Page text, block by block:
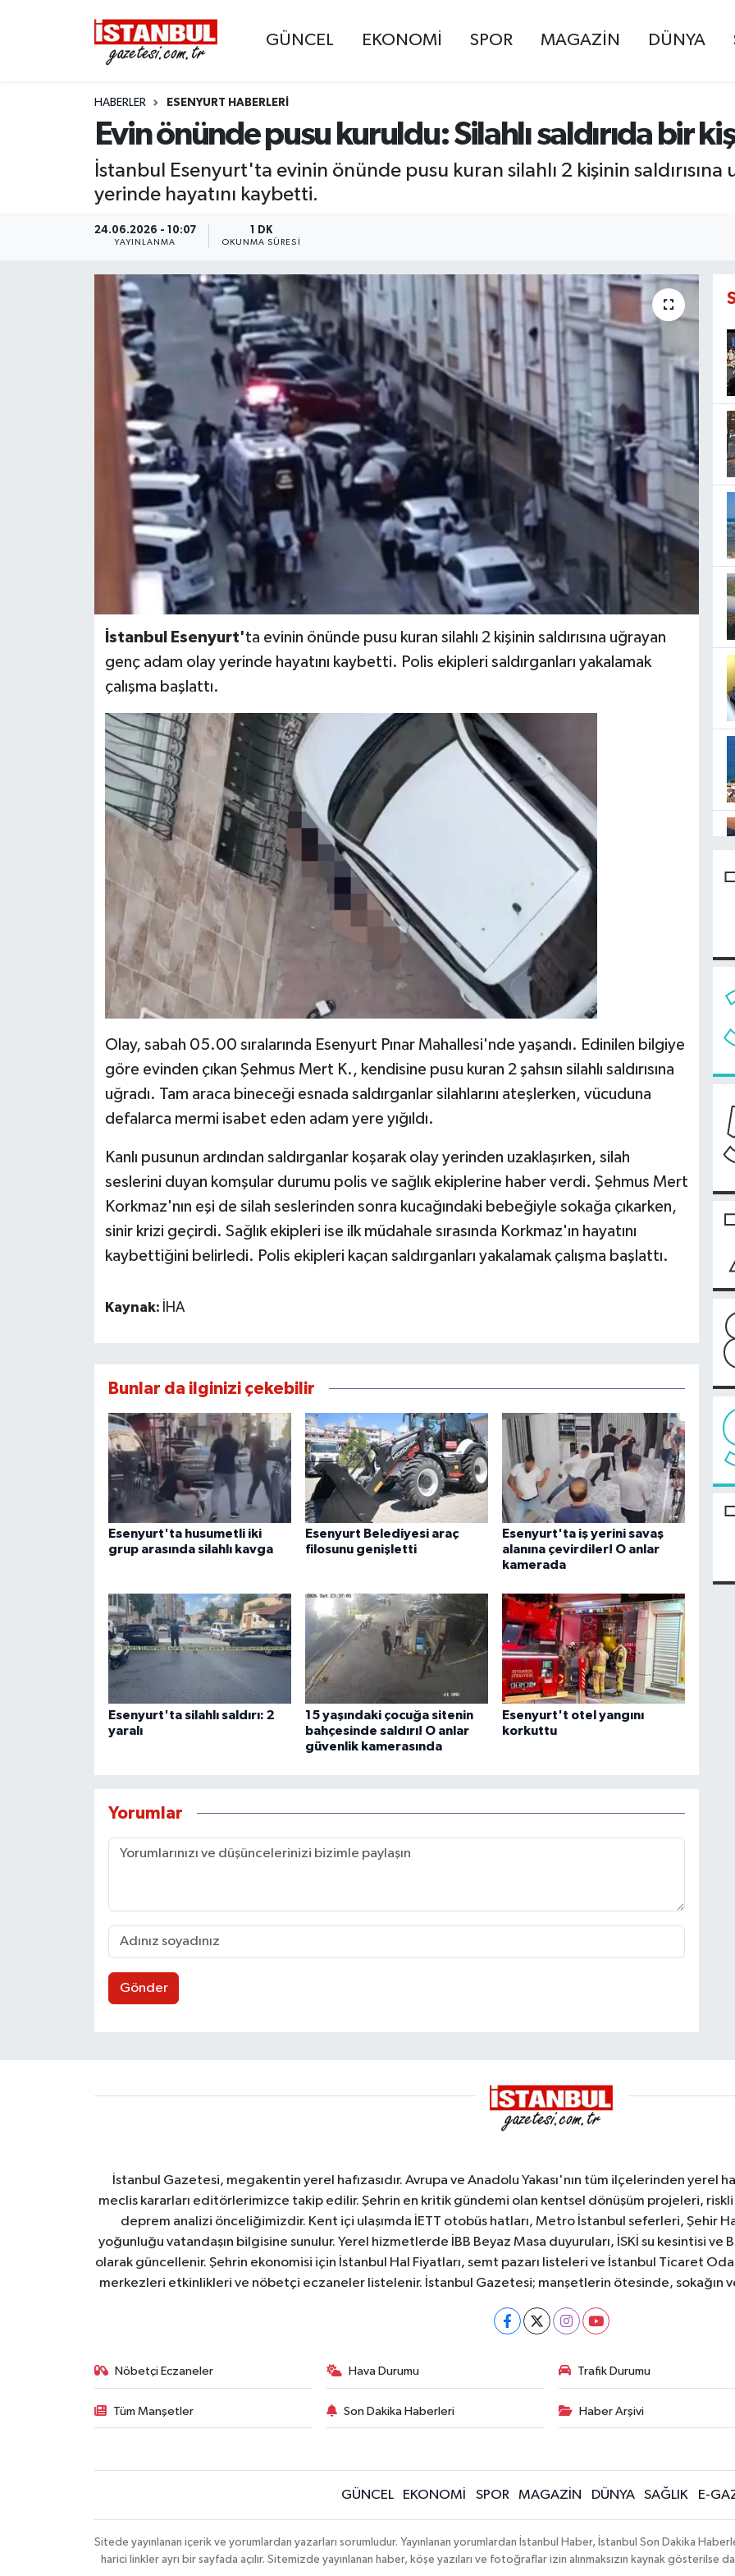
GÜNCEL EKONOMİ SPOR MAGAZİN DÜNYA
HABERLER ESENYURT HABERLERI
Evin önünde pusu kuruldu: Silahlı saldırıda bir
İstanbul Esenyurt'ta evinin önünde pusu kuran silahlı 2 kişinin
yerinde hayatını kaybetti.
24.06.2026 - 10:07
YAYINLANMA
1 DK
OKUNMA SÜRESI
İstanbul Esenyurt'ta evinin önünde pusu kuran silahlı 2 kişinin saldırısına uğrayan
genç adam olay yerinde hayatını kaybetti. Polis ekipleri saldırganları yakalamak
çalışma başlattı.
Olay, sabah 05.00 sıralarında Esenyurt Pınar Mahallesi'nde yaşandı. Edinilen bilgiye
göre evinden çıkan Şehmus Mert K., kendisine pusu kuran 2 şahsın silahlı saldırısına
uğradı. Tam araca bineceği esnada saldırganlar silahlarını ateşlerken, vücuduna
defalarca mermi isabet eden adam yere yığıldı.
Kanlı pusunun ardından saldırganlar koşarak olay yerinden uzaklaşırken, silah
seslerini duyan komşular durumu polis ve sağlık ekiplerine haber verdi. Şehmus Mert
Korkmaz'nın eşi de silah seslerinden sonra kucağındaki bebeğiyle sokağa çıkarken,
sinir krizi geçirdi. Sağlık ekipleri ise ilk müdahale sırasında Korkmaz'ın hayatını
kaybettiğini belirledi. Polis ekipleri kaçan saldırganları yakalamak çalışma başlattı.
Kaynak: İHA
Bunlar da ilginizi çekebilir
Esenyurt'ta husumetli iki
grup arasında silahlı kavga
Esenyurt Belediyesi araç
filosunu genişletti
Esenyurt'ta iş yerini savaş
alanına çevirdiler! O anlar
kamerada
Esenyurt'ta silahlı saldırı: 2
yaralı
15 yaşındaki çocuğa sitenin
bahçesinde saldırı! O anlar
güvenlik kamerasında
Esenyurt't otel yangını
korkuttu
Yorumlar
Gönder
İstanbul Gazetesi, megakentin yerel hafızasıdır. Avrupa ve Anadolu Yakası'nın tüm ilçelerinden yerel
meclis kararları editörlerimizce takip edilir. Şehrin en kritik gündemi olan kentsel dönüşüm projeleri, riskli
deprem analizi önceliğimizdir. Kent içi ulaşımda İETT otobüs hatları, Metro İstanbul seferleri, Şehir
yoğunluğu vatandaşın bilgisine sunulur. Yerel hizmetlerde İBB Beyaz Masa duyuruları, İSKİ su kesintisi ve
olarak güncellenir. Şehrin ekonomisi için İstanbul Hal Fiyatları, semt pazarı listeleri ve İstanbul Ticaret
merkezleri etkinlikleri ve nöbetçi eczaneler listelenir. İstanbul Gazetesi; manşetlerin ötesinde, sokağın
Nöbetçi Eczaneler Hava Durumu Trafik Durumu
Tüm Manşetler Son Dakika Haberleri Haber Arşivi
GÜNCEL EKONOMİ SPOR MAGAZİN DÜNYA SAĞLIK E-
Sitede yayınlanan içerik ve yorumlardan yazarları sorumludur. Yayınlanan yorumlardan İstanbul Haber, İstanbul Son Dakika
harici linkler ayrı bir sayfada açılır. Sitemizde yayınlanan haber, köşe yazıları ve fotoğraflar izin alınmaksızın kaynak gösterilse
EKONOMİ
İSTANBUL
MAGAZİN
KÜLTÜR SANAT
BİLİM VE TEKNOLOJİ
Nöbetçi Eczaneler
Hava Durumu
Trafik Durumu
Süper Lig Puan Durumu ve Fikstür
Tüm Manşetler
Son Dakika Haberleri
Haber Arşivi